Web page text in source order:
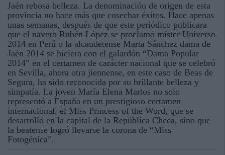
Jaén rebosa belleza. La denominación de origen de esta
provincia no hace más que cosechar éxitos. Hace apenas
unas semanas, después de que este periódico publicara
que el navero Rubén López se proclamó míster Universo
2014 en Perú o la alcaudetense Marta Sánchez dama de
Jaén 2014 se hiciera con el galardón “Dama Popular
2014” en el certamen de carácter nacional que se celebró
en Sevilla, ahora otra jiennense, en este caso de Beas de
Segura, ha sido reconocida por su brillante belleza y
simpatía. La joven María Elena Martos no solo
representó a España en un prestigioso certamen
internacional, el Miss Princess of the Word, que se
desarrolló en la capital de la República Checa, sino que
la beatense logró llevarse la corona de “Miss
Fotogénica”.